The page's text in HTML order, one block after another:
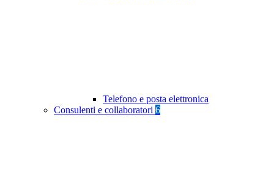
Telefono e posta elettronica
Consulenti e collaboratori 6